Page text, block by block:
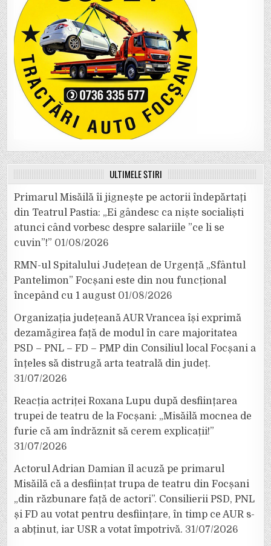
ULTIMELE ȘTIRI
Primarul Misăilă îi jignește pe actorii îndepărtați
din Teatrul Pastia: „Ei gândesc ca niște socialiști
atunci când vorbesc despre salariile ”ce li se
cuvin”!” 01/08/2026
RMN-ul Spitalului Județean de Urgență „Sfântul
Pantelimon” Focșani este din nou funcțional
începând cu 1 august 01/08/2026
Organizația județeană AUR Vrancea își exprimă
dezamăgirea față de modul în care majoritatea
PSD – PNL – FD – PMP din Consiliul local Focșani a
înțeles să distrugă arta teatrală din județ.
31/07/2026
Reacția actriței Roxana Lupu după desființarea
trupei de teatru de la Focșani: „Misăilă mocnea de
furie că am îndrăznit să cerem explicații!”
31/07/2026
Actorul Adrian Damian îl acuză pe primarul
Misăilă că a desființat trupa de teatru din Focșani
„din răzbunare față de actori”. Consilierii PSD, PNL
și FD au votat pentru desființare, în timp ce AUR s-
a abținut, iar USR a votat împotrivă. 31/07/2026